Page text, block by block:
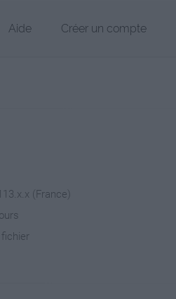
Aide Créer un compte
(France)